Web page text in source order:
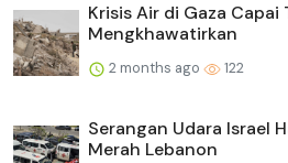
Krisis Air di Gaza Capai
Mengkhawatirkan
2 months ago 122
Serangan Udara Israel
Merah Lebanon